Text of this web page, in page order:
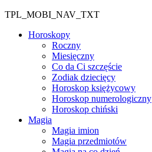
TPL_MOBI_NAV_TXT
Horoskopy
Roczny
Miesięczny
Co da Ci szczęście
Zodiak dziecięcy
Horoskop księżycowy
Horoskop numerologiczny
Horoskop chiński
Magia
Magia imion
Magia przedmiotów